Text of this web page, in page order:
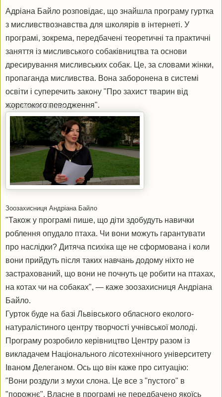
Адріана Байло розповідає, що знайшла програму гуртка
з мисливствознавства для школярів в інтернеті. У
програмі, зокрема, передбачені теоретичні та практичні
заняття із мисливського собаківництва та основи
дресирування мисливських собак. Це, за словами жінки,
пропаганда мисливства. Вона заборонена в системі
освіти і суперечить закону "Про захист тварин від
жорстокого поводження".
Суспільне Львів
Зоозахисниця Андріана Байло
"Також у програмі пише, що діти здобудуть навички
роблення опудало птаха. Чи вони можуть гарантувати
про наслідки? Дитяча психіка ще не сформована і коли
вони прийдуть після таких навчань додому ніхто не
застрахований, що вони не почнуть це робити на птахах,
на котах чи на собаках", — каже зоозахисниця Андріана
Байло.
Гурток буде на базі Львівського обласного еколого-
натуралістиного центру творчості учнівської молоді.
Програму розробило керівництво Центру разом із
викладачем Національного лісотехнічного університету
Іваном Делеганом. Ось що він каже про ситуацію:
"Вони роздули з мухи слона. Це все з "пустого" в
"порожнє". Власне в програмі не передбачено якоїсь